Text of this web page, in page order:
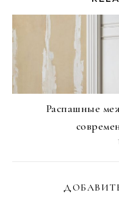
Распашные